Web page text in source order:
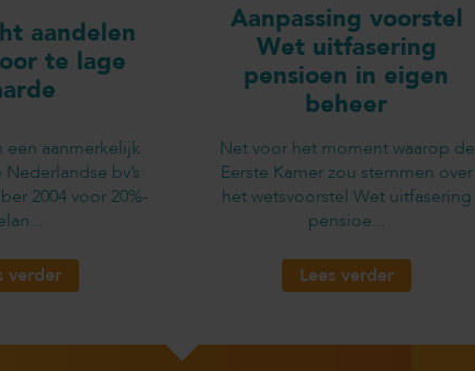
aandelen
te lage
een aanmerkelijk
bv’s
2004 voor 20%-
verder
Aanpassing voorstel
Wet uitfasering
pensioen in eigen
beheer
Net voor het moment waarop de
Eerste Kamer zou stemmen over
het wetsvoorstel Wet uitfasering
pensioe...
Lees verder